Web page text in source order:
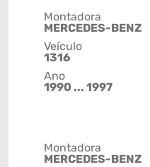
Montadora
MERCEDES-BENZ
Veículo
1316
Ano
1990 ... 1997
Montadora
MERCEDES-BENZ